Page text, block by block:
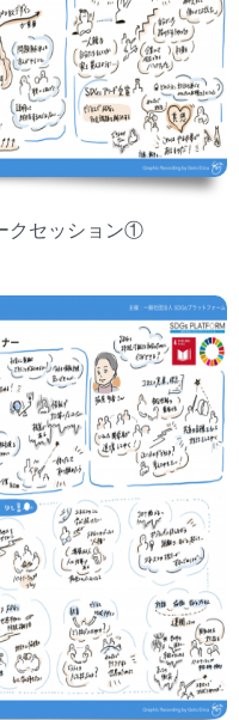
クセッション①